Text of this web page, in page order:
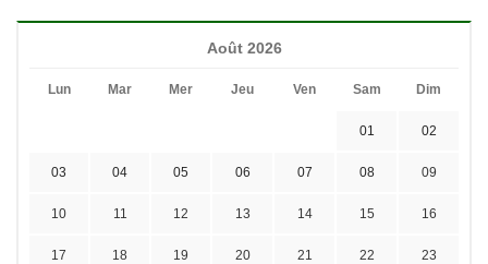
Août 2026
Lun Mar Mer Jeu Ven Sam Dim
01 02
03 04 05 06 07 08 09
10 11 12 13 14 15 16
17 18 19 20 21 22 23